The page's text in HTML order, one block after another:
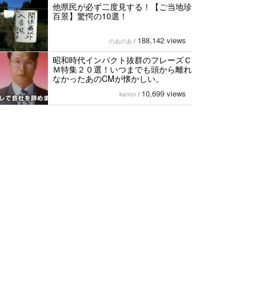
他県民が必ず二度見する！【ご当地珍
百景】驚愕の10選！
のあのあ / 188,142 views
昭和時代インパクト抜群のフレーズＣ
Ｍ特集２０選！いつまでも頭から離れ
なかったあのCMが懐かしい。
kanon / 10,699 views